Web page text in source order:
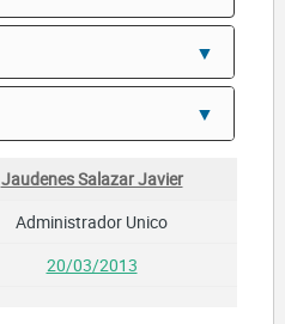
Jaudenes Salazar Javier
Administrador Unico
20/03/2013